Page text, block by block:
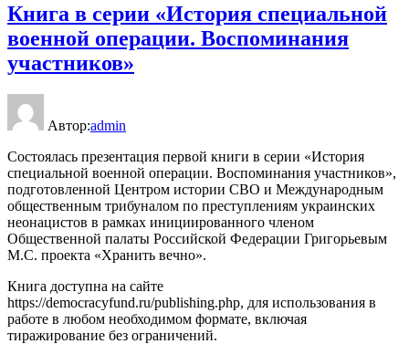
Книга в серии «История специальной
военной операции. Воспоминания
участников»
Автор:admin
Состоялась презентация первой книги в серии «История
специальной военной операции. Воспоминания участников»,
подготовленной Центром истории СВО и Международным
общественным трибуналом по преступлениям украинских
неонацистов в рамках инициированного членом
Общественной палаты Российской Федерации Григорьевым
М.С. проекта «Хранить вечно».
Книга доступна на сайте
https://democracyfund.ru/publishing.php, для использования в
работе в любом необходимом формате, включая
тиражирование без ограничений.